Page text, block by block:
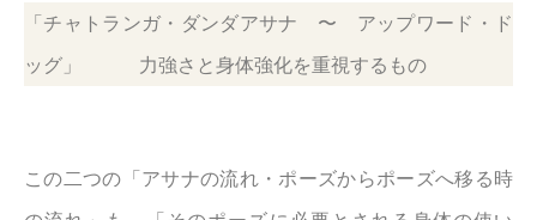
「チャトランガ・ダンダアサナ 〜 アップワード・ド
ッグ」 力強さと身体強化を重視するもの
この二つの「アサナの流れ・ポーズからポーズへ移る時